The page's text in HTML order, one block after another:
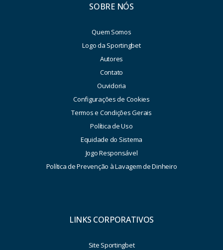
SOBRE NÓS
Quem Somos
Logo da Sportingbet
Autores
Contato
Ouvidoria
Configurações de Cookies
Termos e Condições Gerais
Política de Uso
Equidade do Sistema
Jogo Responsável
Política de Prevenção à Lavagem de Dinheiro
LINKS CORPORATIVOS
Site Sportingbet